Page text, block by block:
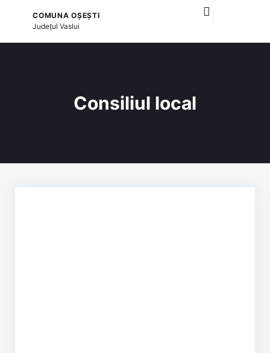
COMUNA OȘEȘTI
JudețulVaslui
Consiliul local